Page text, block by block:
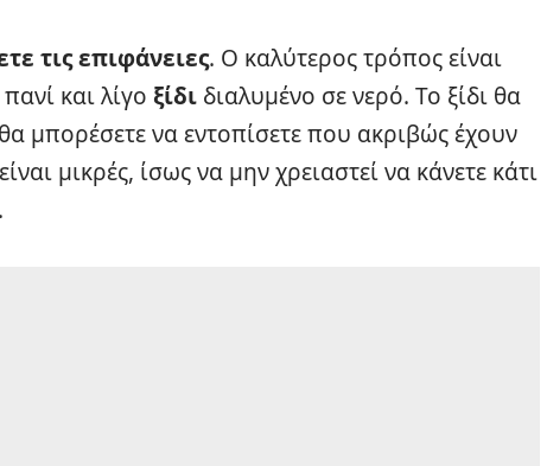
τις επιφάνειες. Ο καλύτερος τρόπος είναι
και λίγο ξίδι διαλυμένο σε νερό. Το ξίδι θα
μπορέσετε να εντοπίσετε που ακριβώς έχουν
μικρές, ίσως να μην χρειαστεί να κάνετε κάτι